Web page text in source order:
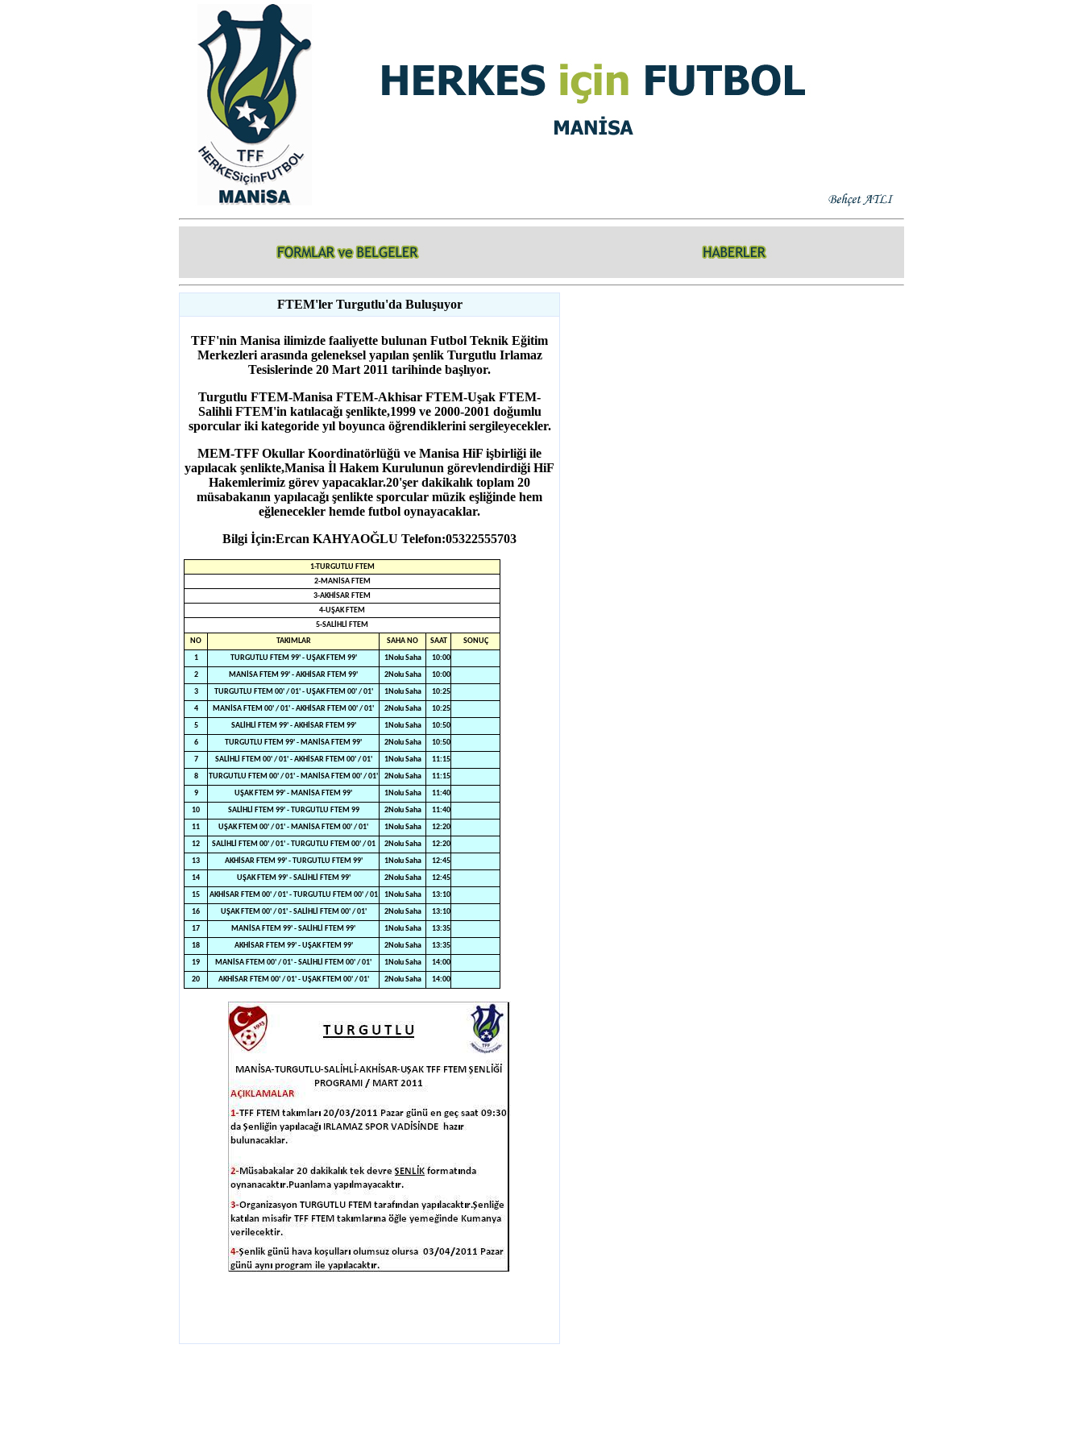
FTEM'ler Turgutlu'da Buluşuyor
TFF'nin Manisa ilimizde faaliyette bulunan Futbol Teknik Eğitim
Merkezleri arasında geleneksel yapılan şenlik Turgutlu Irlamaz
Tesislerinde 20 Mart 2011 tarihinde başlıyor.
Turgutlu FTEM-Manisa FTEM-Akhisar FTEM-Uşak FTEM-
Salihli FTEM'in katılacağı şenlikte,1999 ve 2000-2001 doğumlu
sporcular iki kategoride yıl boyunca öğrendiklerini sergileyecekler.
MEM-TFF Okullar Koordinatörlüğü ve Manisa HiF işbirliği ile
yapılacak şenlikte,Manisa İl Hakem Kurulunun görevlendirdiği HiF
Hakemlerimiz görev yapacaklar.20'şer dakikalık toplam 20
müsabakanın yapılacağı şenlikte sporcular müzik eşliğinde hem
eğlenecekler hemde futbol oynayacaklar.
Bilgi İçin:Ercan KAHYAOĞLU Telefon:05322555703
1-TURGUTLU FTEM
2-MANİSA FTEM
3-AKHİSAR FTEM
4-UŞAK FTEM
5-SALİHLİ FTEM
NO
TAKIMLAR SAHA NO SAAT
SONUÇ
1
TURGUTLU FTEM 99' - UŞAK FTEM 99' 1Nolu Saha
10:00
2
MANİSA FTEM 99' - AKHİSAR FTEM 99' 2Nolu Saha
10:00
3
TURGUTLU FTEM 00' / 01' - UŞAK FTEM 00' / 01' 1Nolu Saha
10:25
4
MANİSA FTEM 00' / 01' - AKHİSAR FTEM 00' / 01' 2Nolu Saha
10:25
5
SALİHLİ FTEM 99' - AKHİSAR FTEM 99' 1Nolu Saha
10:50
6
TURGUTLU FTEM 99' - MANİSA FTEM 99' 2Nolu Saha
10:50
7
SALİHLİ FTEM 00' / 01' - AKHİSAR FTEM 00' / 01' 1Nolu Saha
11:15
8
TURGUTLU FTEM 00' / 01' - MANİSA FTEM 00' / 01' 2Nolu Saha
11:15
9
UŞAK FTEM 99' - MANİSA FTEM 99' 1Nolu Saha
11:40
10
SALİHLİ FTEM 99' - TURGUTLU FTEM 99 2Nolu Saha
11:40
11
UŞAK FTEM 00' / 01' - MANİSA FTEM 00' / 01' 1Nolu Saha
12:20
12
SALİHLİ FTEM 00' / 01' - TURGUTLU FTEM 00' / 01 2Nolu Saha
12:20
13
AKHİSAR FTEM 99' - TURGUTLU FTEM 99' 1Nolu Saha
12:45
14
UŞAK FTEM 99' - SALİHLİ FTEM 99' 2Nolu Saha
12:45
15
AKHİSAR FTEM 00' / 01' - TURGUTLU FTEM 00' / 01 1Nolu Saha
13:10
16
UŞAK FTEM 00' / 01' - SALİHLİ FTEM 00' / 01' 2Nolu Saha
13:10
17
MANİSA FTEM 99' - SALİHLİ FTEM 99' 1Nolu Saha
13:35
18
AKHİSAR FTEM 99' - UŞAK FTEM 99' 2Nolu Saha
13:35
19
MANİSA FTEM 00' / 01' - SALİHLİ FTEM 00' / 01' 1Nolu Saha
14:00
20
AKHİSAR FTEM 00' / 01' - UŞAK FTEM 00' / 01' 2Nolu Saha 14:00